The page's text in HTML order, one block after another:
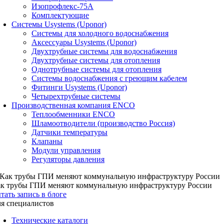
Изопрофлекс-75А
Комплектующие
Системы Usystems (Uponor)
Cистемы для холодного водоснабжения
Аксессуары Usystems (Uponor)
Двухтрубные системы для водоснабжения
Двухтрубные системы для отопления
Однотрубные системы для отопления
Системы водоснабжения с греющим кабелем
Фитинги Usystems (Uponor)
Четырехтрубные системы
Производственная компания ENCO
Теплообменники ENCO
Шламоотводители (производство Россия)
Датчики температуры
Клапаны
Модули управления
Регуляторы давления
трубы ГПИ меняют коммунальную инфраструктуру России
запись в блоге
специалистов
Технические каталоги